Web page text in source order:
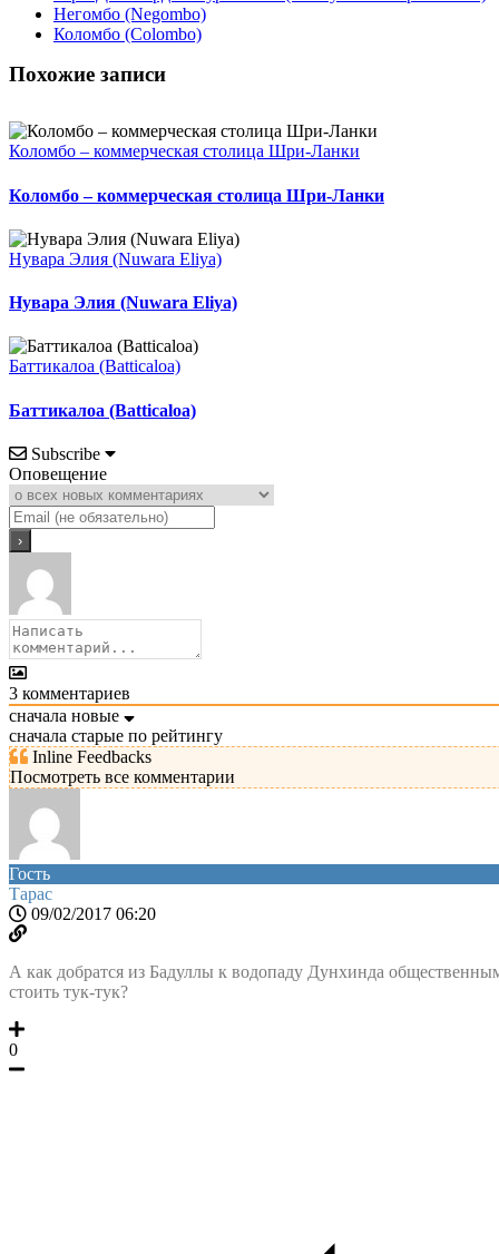
Негомбо (Negombo)
Коломбо (Colombo)
Похожие записи
Коломбо – коммерческая столица Шри-Ланки
Коломбо – коммерческая столица Шри-Ланки
Нувара Элия (Nuwara Eliya)
Нувара Элия (Nuwara Eliya)
Баттикалоа (Batticaloa)
Баттикалоа (Batticaloa)
Subscribe
Оповещение
3 комментариев
сначала новые
сначала старые по рейтингу
Inline Feedbacks
Посмотреть все комментарии
Гость
Тарас
09/02/2017 06:20
А как добратся из Бадуллы к водопаду Дунхинда
стоить тук-тук?
0